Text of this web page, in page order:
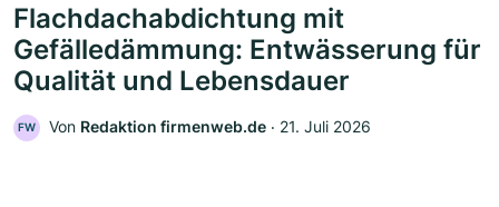
Flachdachabdichtung mit
Gefälledämmung: Entwässerung für
Qualität und Lebensdauer
FW Von Redaktion firmenweb.de ‧ 21. Juli 2026